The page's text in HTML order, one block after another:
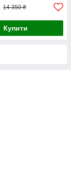
14 350 ₴
Купити